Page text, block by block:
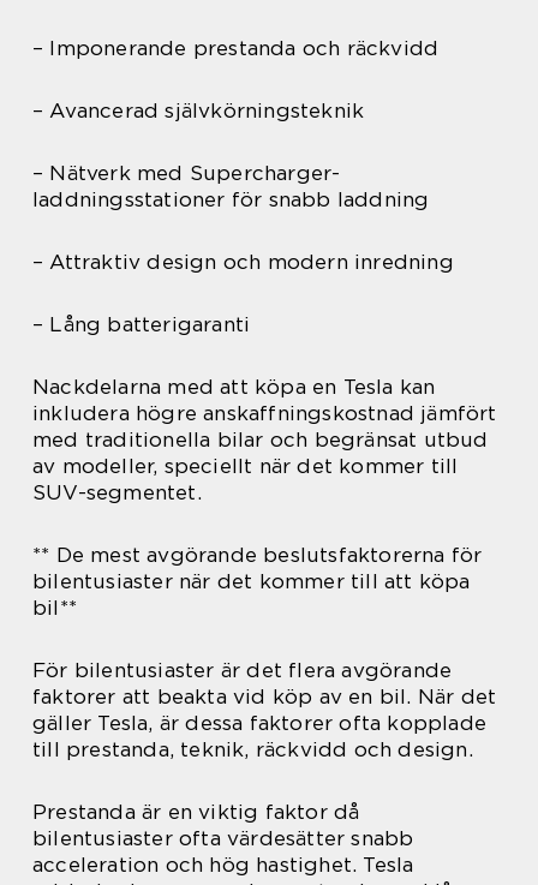
– Imponerande prestanda och räckvidd
– Avancerad självkörningsteknik
– Nätverk med Supercharger-
laddningsstationer för snabb laddning
– Attraktiv design och modern inredning
– Lång batterigaranti
Nackdelarna med att köpa en Tesla kan
inkludera högre anskaffningskostnad jämfört
med traditionella bilar och begränsat utbud
av modeller, speciellt när det kommer till
SUV-segmentet.
** De mest avgörande beslutsfaktorerna för
bilentusiaster när det kommer till att köpa
bil**
För bilentusiaster är det flera avgörande
faktorer att beakta vid köp av en bil. När det
gäller Tesla, är dessa faktorer ofta kopplade
till prestanda, teknik, räckvidd och design.
Prestanda är en viktig faktor då
bilentusiaster ofta värdesätter snabb
acceleration och hög hastighet. Tesla